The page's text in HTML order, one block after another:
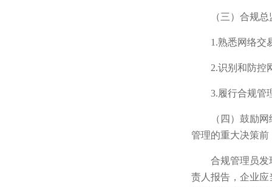
（三）合规
1.熟悉网络交
2.识别和防控
3.履行合规管
（四）鼓励
管理的重大决策
合规管理员发
责人报告，企业